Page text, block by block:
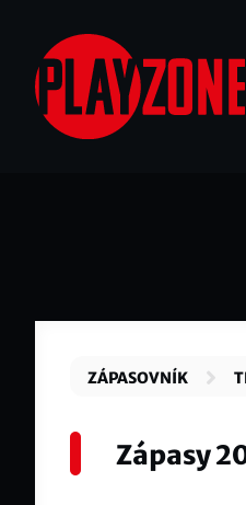
hlavnímu
obsahu
ZÁPASOVNÍK
Zápasy